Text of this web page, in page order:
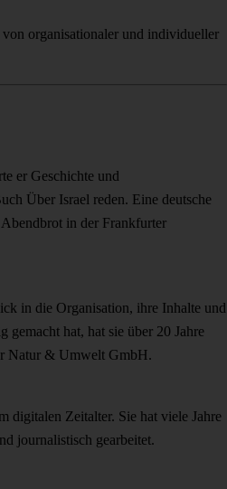
organisationaler und individueller
er Geschichte und
Über Israel reden. Eine deutsche
in der Frankfurter
in die Organisation, ihre Inhalte und
hat, hat sie über 20 Jahre
Natur & Umwelt GmbH.
digitalen Zeitalter. Sie hat viele Jahre
journalistisch gearbeitet.